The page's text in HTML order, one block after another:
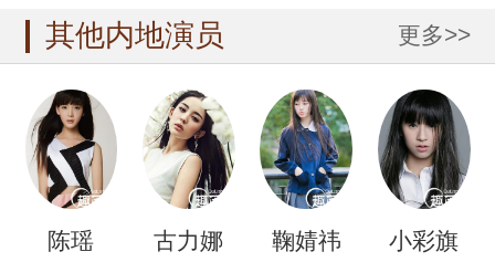
其他内地演员 更多>>
陈瑶 古力娜 鞠婧祎 小彩旗